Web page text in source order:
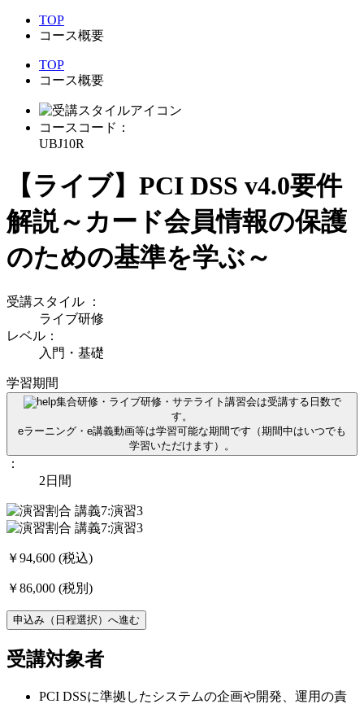
TOP
コース概要
TOP
コース概要
コースコード：
UBJ10R
【ライブ】PCI DSS v4.0要件
解説～カード会員情報の保護
のための基準を学ぶ～
受講スタイル ：
ライブ研修
レベル：
入門・基礎
学習期間
集合研修・ライブ研修・サテライト講習会は受講する日数で
す。
eラーニング・e講義動画等は学習可能な期間です（期間中はいつでも
学習いただけます）。
：
2日間
￥94,600 (税込)
￥86,000 (税別)
申込み（日程選択）へ進む
受講対象者
PCI DSSに準拠したシステムの企画や開発、運用の責